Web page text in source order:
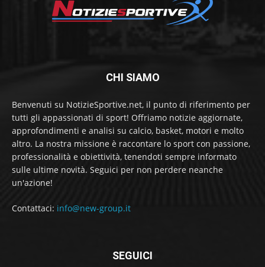
CHI SIAMO
Benvenuti su NotizieSportive.net, il punto di riferimento per
tutti gli appassionati di sport! Offriamo notizie aggiornate,
approfondimenti e analisi su calcio, basket, motori e molto
altro. La nostra missione è raccontare lo sport con passione,
professionalità e obiettività, tenendoti sempre informato
sulle ultime novità. Seguici per non perdere neanche
un'azione!
Contattaci: info@new-group.it
SEGUICI